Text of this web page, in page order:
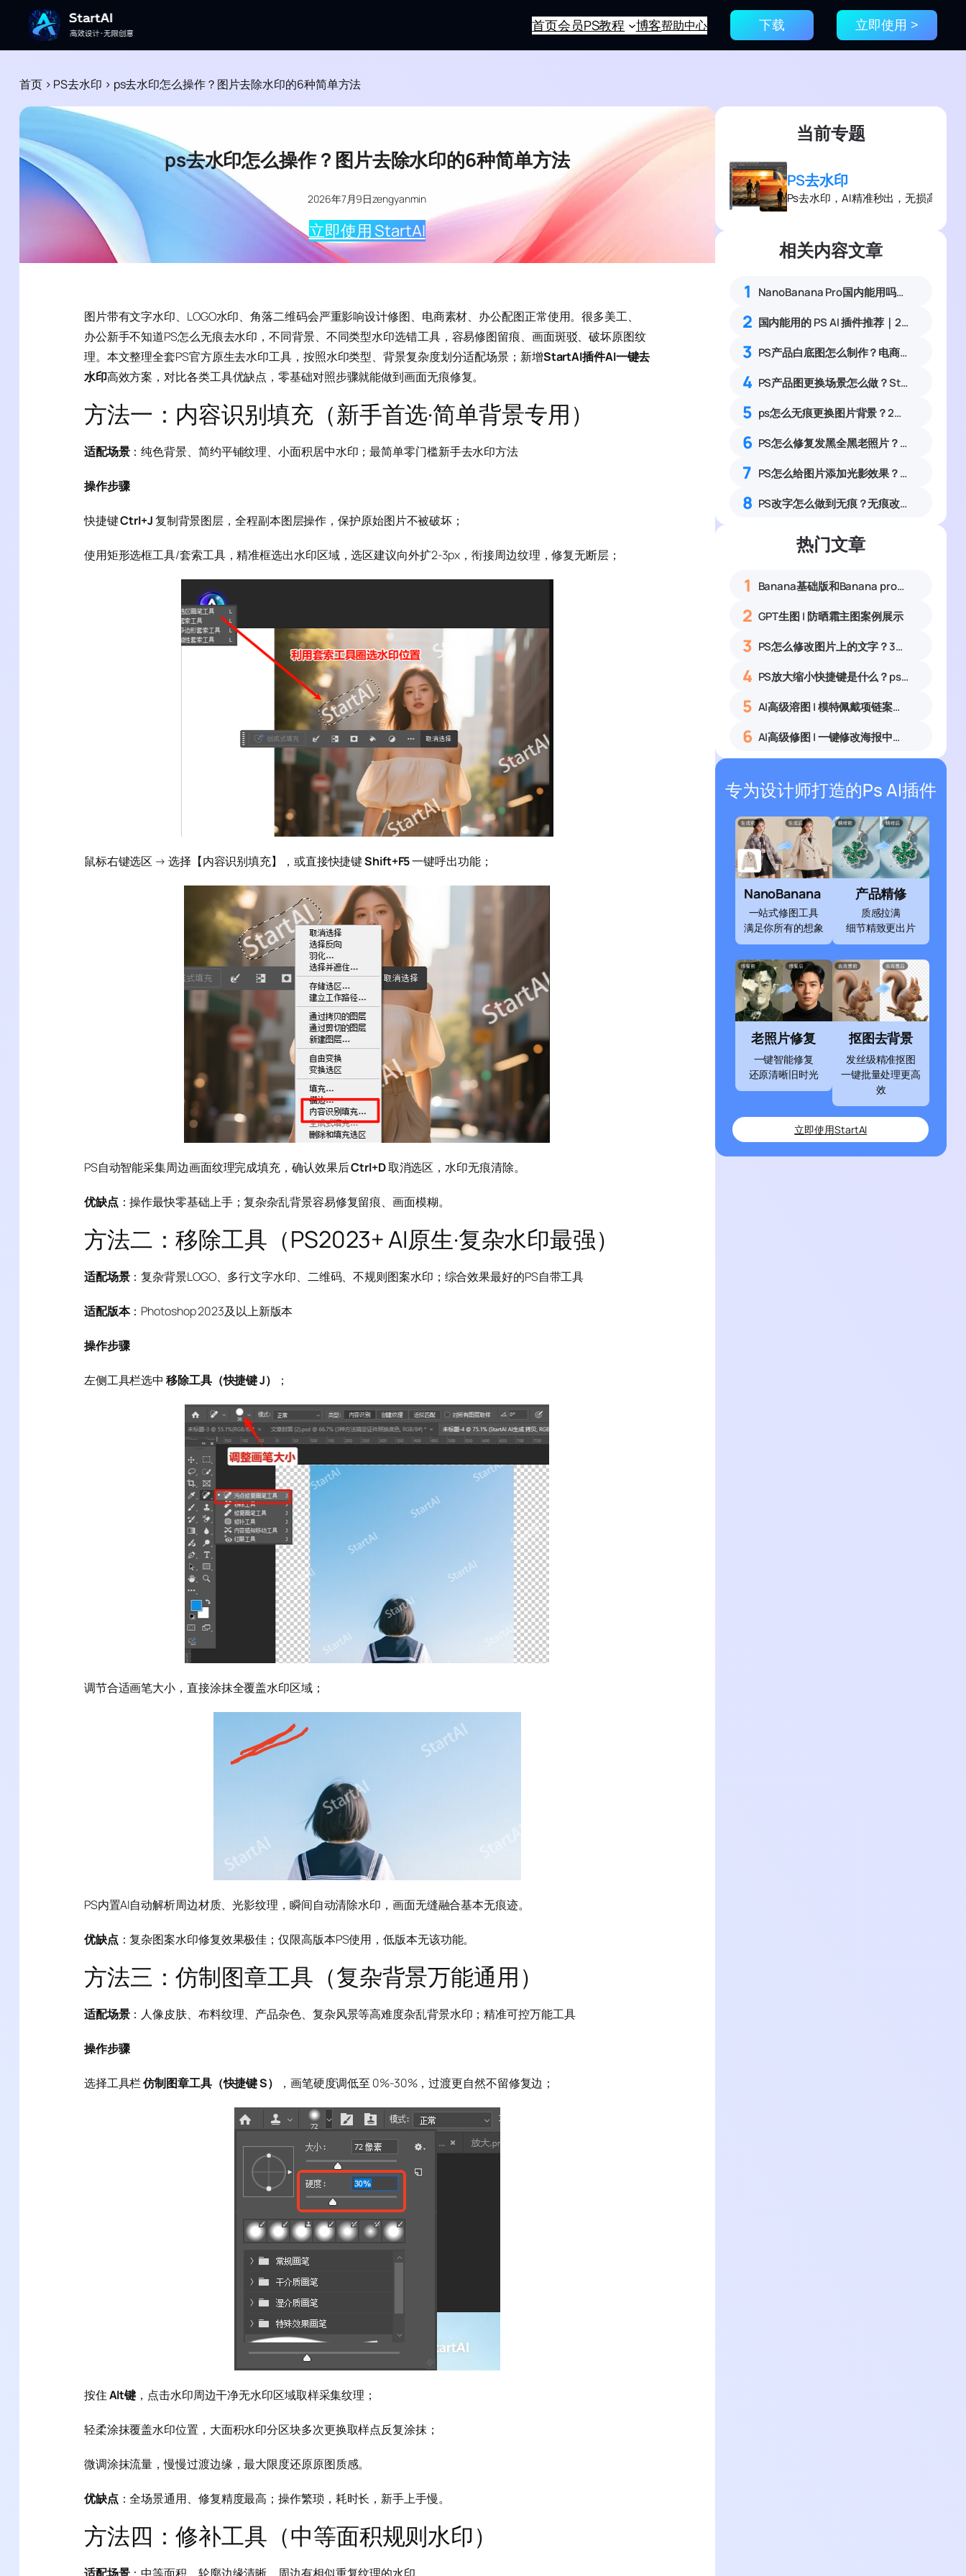
首页会员PS教程 博客帮助中心 下载 立即使用 >
首页 > PS去水印 > ps去水印怎么操作？图片去除水印的6种简单方法
ps去水印怎么操作？图片去除水印的6种简单方法
2026年7月9日zengyanmin
立即使用 StartAI
图片带有文字水印、LOGO水印、角落二维码会严重影响设计修图、电商素材、办公配图正常使用。很多美工、
办公新手不知道PS怎么无痕去水印，不同背景、不同类型水印选错工具，容易修图留痕、画面斑驳、破坏原图纹
理。本文整理全套PS官方原生去水印工具，按照水印类型、背景复杂度划分适配场景；新增StartAI插件AI一键去
水印高效方案，对比各类工具优缺点，零基础对照步骤就能做到画面无痕修复。
方法一：内容识别填充（新手首选·简单背景专用）
适配场景：纯色背景、简约平铺纹理、小面积居中水印；最简单零门槛新手去水印方法
操作步骤
快捷键Ctrl+J复制背景图层，全程副本图层操作，保护原始图片不被破坏；
使用矩形选框工具/套索工具，精准框选出水印区域，选区建议向外扩2-3px，衔接周边纹理，修复无断层；
鼠标右键选区 → 选择【内容识别填充】，或直接快捷键Shift+F5一键呼出功能；
PS自动智能采集周边画面纹理完成填充，确认效果后Ctrl+D取消选区，水印无痕清除。
优缺点 ：操作最快零基础上手；复杂杂乱背景容易修复留痕、画面模糊。
方法二：移除工具（PS2023+ AI原生·复杂水印最强）
适配场景：复杂背景LOGO、多行文字水印、二维码、不规则图案水印；综合效果最好的PS自带工具
适配版本：Photoshop 2023及以上新版本
操作步骤
左侧工具栏选中移除工具（快捷键 J） ；
调节合适画笔大小，直接涂抹全覆盖水印区域；
PS内置AI自动解析周边材质、光影纹理，瞬间自动清除水印，画面无缝融合基本无痕迹。
优缺点 ：复杂图案水印修复效果极佳；仅限高版本PS使用，低版本无该功能。
方法三：仿制图章工具（复杂背景万能通用）
适配场景：人像皮肤、布料纹理、产品杂色、复杂风景等高难度杂乱背景水印；精准可控万能工具
操作步骤
选择工具栏仿制图章工具（快捷键 S） ，画笔硬度调低至 0%-30%，过渡更自然不留修复边；
按住Alt键 ，点击水印周边干净无水印区域取样采集纹理；
轻柔涂抹覆盖水印位置，大面积水印分区块多次更换取样点反复涂抹；
微调涂抹流量，慢慢过渡边缘，最大限度还原原图质感。
优缺点 ：全场景通用、修复精度最高；操作繁琐，耗时长，新手上手慢。
方法四：修补工具（中等面积规则水印）
当前专题
PS去水印
Ps去水印，AI精准秒出，无损高效去
相关内容文章
1 NanoBanana Pro国内能用吗？Nano banana使用教程
2 国内能用的 PS AI 插件推荐｜2026 4款AI插件最新实测
3 PS产品白底图怎么制作？电商美工6步流程
4 PS产品图更换场景怎么做？StartAI 4步完成场景合成制作
5 ps怎么无痕更换图片背景？2种方法0基础可上手教程
6 PS怎么修复发黑全黑老照片？5套暗部找回细节旧照修复实操教程
7 PS怎么给图片添加光影效果？零基础制作自然通透光影特效教程
8 PS改字怎么做到无痕？无痕改字的3种方法
热门文章
1 Banana基础版和Banana pro区别对比丨具体案例应用+使用教程
2 GPT生图 | 防晒霜主图案例展示
3 PS怎么修改图片上的文字？3种无痕改字方法，新手也能搞定
4 PS放大缩小快捷键是什么？ps怎么把图片拉大拉小？
5 AI高级溶图 | 模特佩戴项链案例展示
6 AI高级修图 | 一键修改海报中的文字
专为设计师打造的Ps AI插件
NanoBanana
一站式修图工具
满足你所有的想象
产品精修
质感拉满
细节精致更出片
老照片修复
一键智能修复
还原清晰旧时光
抠图去背景
发丝级精准抠图
一键批量处理更高
效
立即使用StartAI